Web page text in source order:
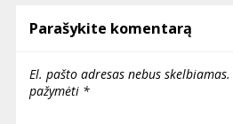
Parašykite komentarą
El. pašto adresas nebus skelbiamas.
pažymėti *